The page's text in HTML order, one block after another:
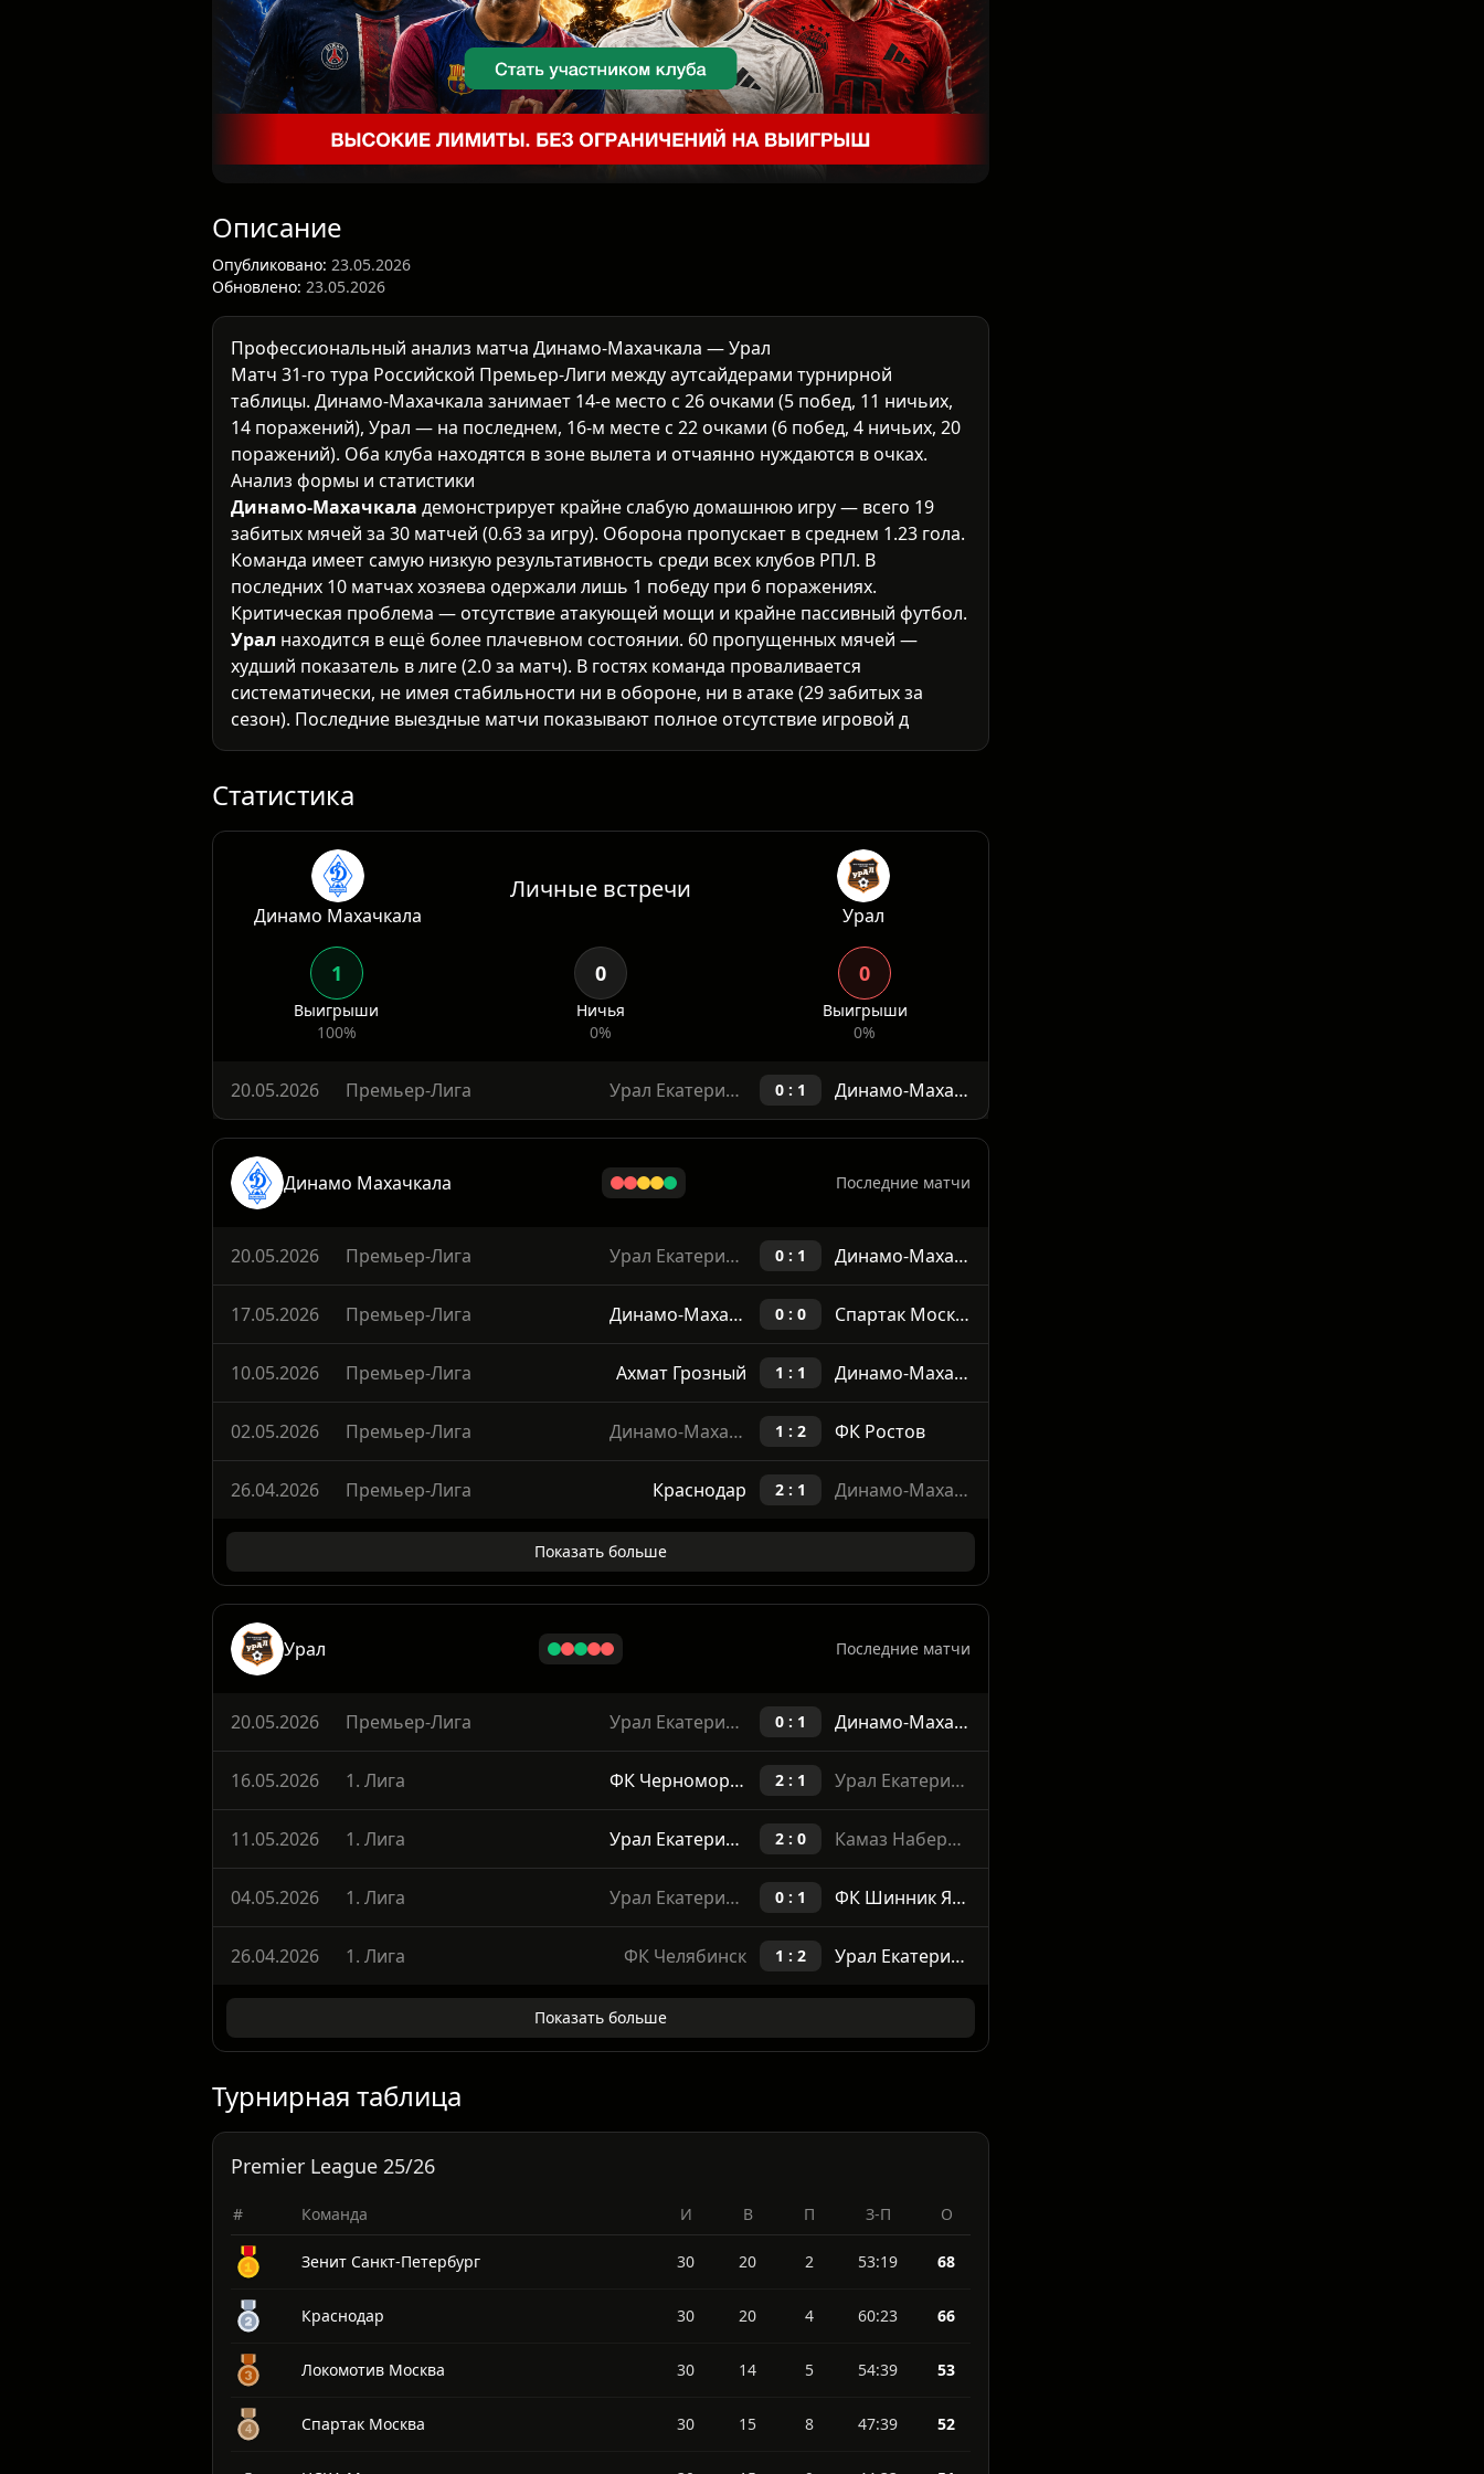
Описание
Опубликовано: 23.05.2026
Обновлено: 23.05.2026
Профессиональный анализ матча Динамо-Махачкала — Урал
Матч 31-го тура Российской Премьер-Лиги между аутсайдерами турнирной
таблицы. Динамо-Махачкала занимает 14-е место с 26 очками (5 побед, 11 ничьих,
14 поражений), Урал — на последнем, 16-м месте с 22 очками (6 побед, 4 ничьих, 20
поражений). Оба клуба находятся в зоне вылета и отчаянно нуждаются в очках.
Анализ формы и статистики
Динамо-Махачкала демонстрирует крайне слабую домашнюю игру — всего 19
забитых мячей за 30 матчей (0.63 за игру). Оборона пропускает в среднем 1.23 гола.
Команда имеет самую низкую результативность среди всех клубов РПЛ. В
последних 10 матчах хозяева одержали лишь 1 победу при 6 поражениях.
Критическая проблема — отсутствие атакующей мощи и крайне пассивный футбол.
Урал находится в ещё более плачевном состоянии. 60 пропущенных мячей —
худший показатель в лиге (2.0 за матч). В гостях команда проваливается
систематически, не имея стабильности ни в обороне, ни в атаке (29 забитых за
сезон). Последние выездные матчи показывают полное отсутствие игровой
дисциплины и мотивации.
Исторически матчи между этими командами заканчивались с минимальным
количеством голов. Оба клуба играют оборонител
Статистика
Динамо Махачкала
Личные встречи
Урал
Выигрыши
100%
Ничья
0%
Выигрыши
0%
20.05.2026 Премьер-Лига Динамо-Махачкала
Динамо Махачкала Последние матчи
20.05.2026 Премьер-Лига Урал Екатеринбург 0 : 1
17.05.2026 Премьер-Лига 0 : 0
10.05.2026 Премьер-Лига Ахмат Грозный 1 : 1
02.05.2026 Премьер-Лига Динамо-Махачкала 1 : 2 ФК Ростов
Показать больше
Урал Последние матчи
20.05.2026 Премьер-Лига 0 : 1
16.05.2026 1. Лига 2 : 1 Урал Екатеринбург
11.05.2026 1. Лига 2 : 0
04.05.2026 1. Лига Урал Екатеринбург 0 : 1 ФК Шинник Ярославль
Турнирная таблица
Premier League 25/26
# Команда И В П З-П О
Зенит Санкт-Петербург 30 20 2 53:19 68
Краснодар 30 20 4 60:23 66